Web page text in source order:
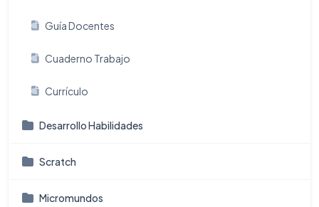
Guía Docentes
Cuaderno Trabajo
Currículo
Desarrollo Habilidades
Scratch
Micromundos